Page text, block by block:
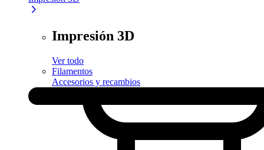
Impresión 3D
Ver todo
Filamentos
Accesorios y recambios